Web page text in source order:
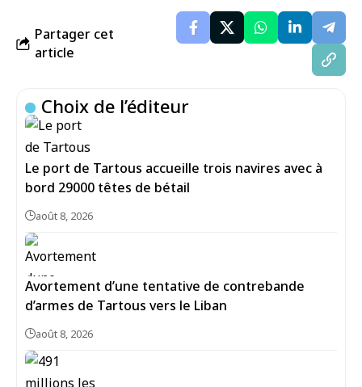
Partager cet
article
Choix de l’éditeur
Le port de Tartous accueille trois navires avec à
bord 29000 têtes de bétail
août 8, 2026
Avortement d’une tentative de contrebande
d’armes de Tartous vers le Liban
août 8, 2026